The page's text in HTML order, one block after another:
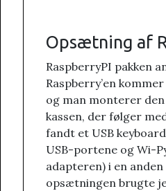
Opsætning af
RaspberryPI pakken
Raspberry’en
og man monterer den
kassen, der følger
fandt et USB
USB-portene og Wi-
adapteren) i en
opsætningen brugte